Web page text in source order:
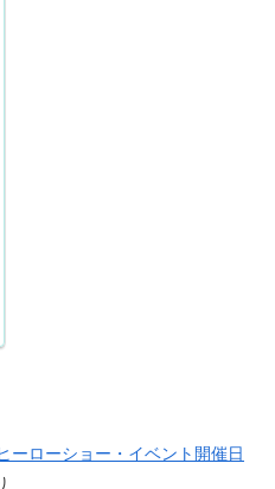
ーローショー・イベント開催日